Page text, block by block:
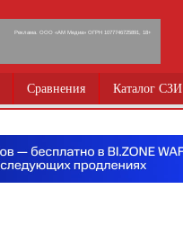
Реклама. ООО «АМ Медиа» ОГРН 1077746725891, 18+
Сравнения Каталог СЗИ